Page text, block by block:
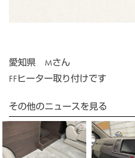
愛知県 Mさん
FFヒーター取り付けです
その他のニュースを見る